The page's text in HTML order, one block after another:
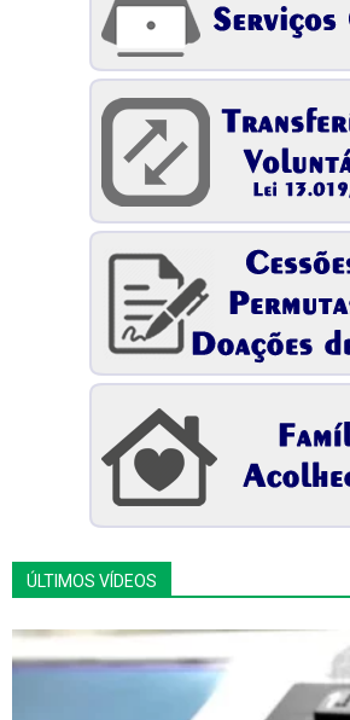
ÚLTIMOS VÍDEOS